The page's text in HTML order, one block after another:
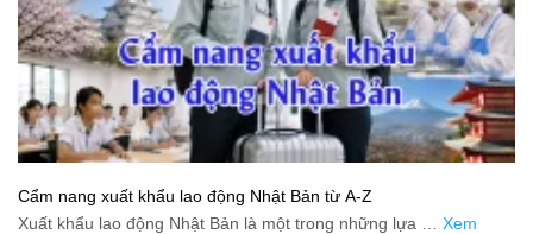
Cẩm nang xuất khẩu lao động Nhật Bản từ A-Z
Xuất khẩu lao động Nhật Bản là một trong những lựa … Xem